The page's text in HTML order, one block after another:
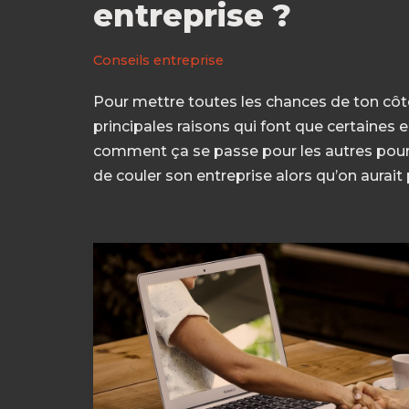
entreprise ?
Conseils entreprise
Pour mettre toutes les chances de ton
principales raisons qui font que certaines
comment ça se passe pour les autres
de couler son entreprise alors qu’on aurait